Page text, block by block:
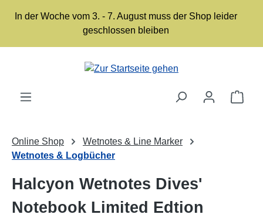
Zum Hauptinhalt springen
In der Woche vom 3. - 7. August muss der Shop leider
geschlossen bleiben
Online Shop
Wetnotes & Line Marker
Wetnotes & Logbücher
Halcyon Wetnotes Dives'
Notebook Limited Edtion